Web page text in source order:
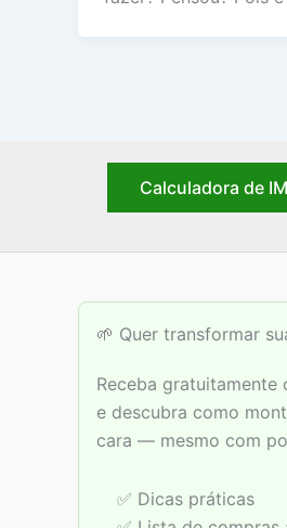
Calculadora de
🌱 Quer transformar
Receba gratuitamente
e descubra como
cara — mesmo com
✅ Dicas práticas